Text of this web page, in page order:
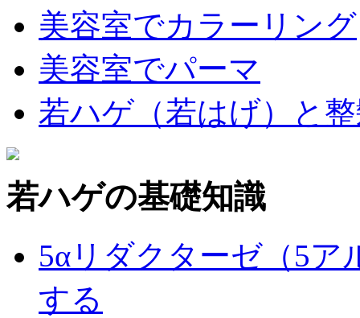
美容室でカラーリング
美容室でパーマ
若ハゲ（若はげ）と
若ハゲの基礎知識
5αリダクターゼ（5ア
する